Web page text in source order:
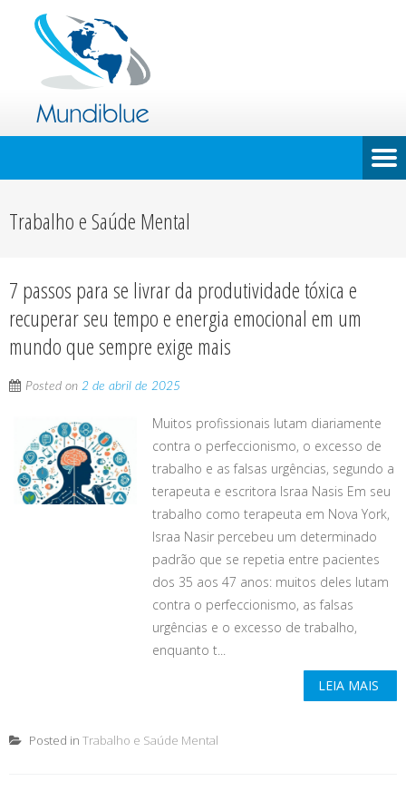
Trabalho e Saúde Mental
7 passos para se livrar da produtividade tóxica e
recuperar seu tempo e energia emocional em um
mundo que sempre exige mais
Posted on 2 de abril de 2025
Muitos profissionais lutam diariamente
contra o perfeccionismo, o excesso de
trabalho e as falsas urgências, segundo a
terapeuta e escritora Israa Nasis Em seu
trabalho como terapeuta em Nova York,
Israa Nasir percebeu um determinado
padrão que se repetia entre pacientes
dos 35 aos 47 anos: muitos deles lutam
contra o perfeccionismo, as falsas
urgências e o excesso de trabalho,
enquanto t...
LEIA MAIS
Posted in Trabalho e Saúde Mental